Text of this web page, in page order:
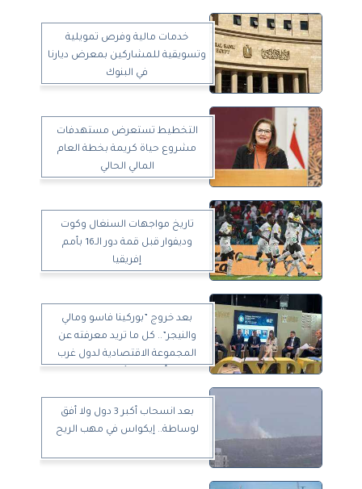
خدمات مالية وفرص تمويلية
وتسويقية للمشاركين بمعرض ديارنا
في البنوك
التخطيط تستعرض مستهدفات
مشروع حياة كريمة بخطة العام
المالي الحالي
تاريخ مواجهات السنغال وكوت
وديفوار قبل قمة دور الـ16 بأمم
إفريقيا
بعد خروج ”بوركينا فاسو ومالي
والنيجر”.. كل ما تريد معرفته عن
المجموعة الاقتصادية لدول غرب
بعد انسحاب أكبر 3 دول ولا أفق
لوساطة.. إيكواس في مهب الريح